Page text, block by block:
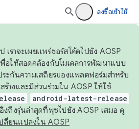
ลงชื่อเข้าใช้
ราจะเผยแพร่ซอร์สโค้ดไปยัง AOSP
อให้สอดคล้องกับโมเดลการพัฒนาแบบ
ะกันความเสถียรของแพลตฟอร์มสำหรับ
ร้างและมีส่วนร่วมใน AOSP ให้ใช้
android-latest-release
งถึงรุ่นล่าสุดที่พุชไปยัง AOSP เสมอ ดู
ปลี่ยนแปลงใน AOSP